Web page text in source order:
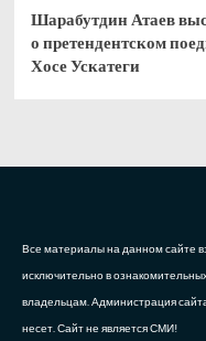
Шарабутдин Атаев
о претендентском
Хосе Ускатеги
Все материалы на данном сайте
исключительно в
владельцам. Администрация
несет. Сайт не является СМИ!